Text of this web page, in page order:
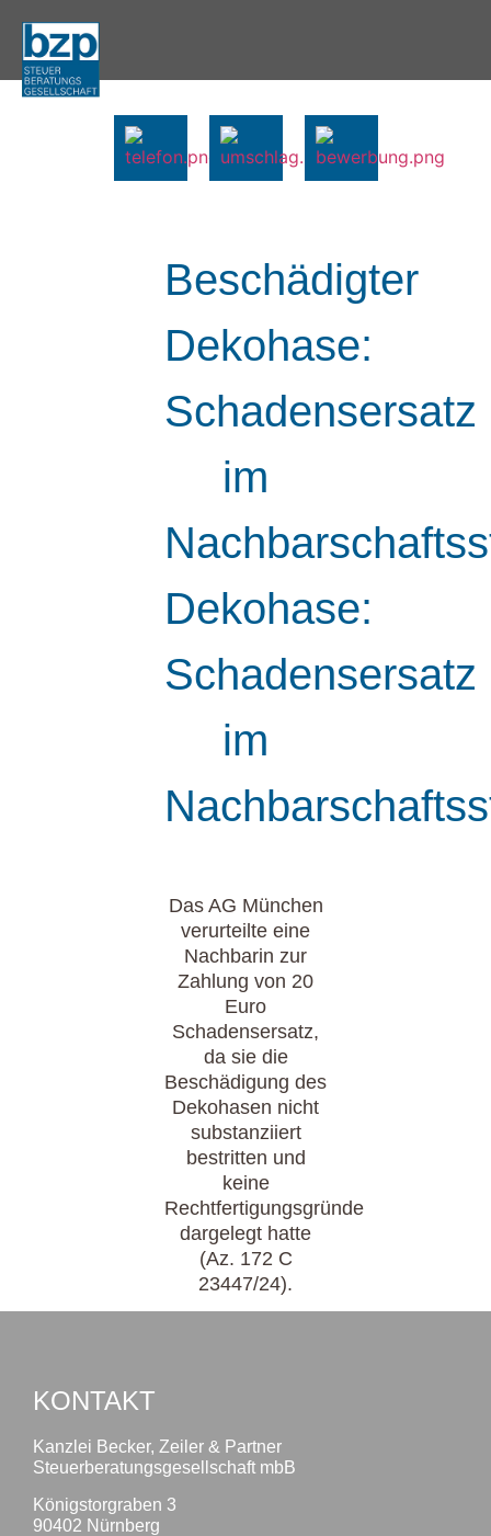
Beschädigter
Dekohase:
Schadensersatz
im
Dekohase:
Schadensersatz
im
Das AG München
verurteilte eine
Nachbarin zur
Zahlung von 20
Euro
Schadensersatz,
da sie die
Beschädigung des
Dekohasen nicht
substanziiert
bestritten und
keine
Rechtfertigungsgründe
dargelegt hatte
(Az. 172 C
23447/24).
KONTAKT
Kanzlei Becker, Zeiler & Partner
Steuerberatungsgesellschaft mbB
Königstorgraben 3
90402 Nürnberg